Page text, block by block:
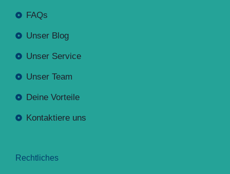
FAQs
Unser Blog
Unser Service
Unser Team
Deine Vorteile
Kontaktiere uns
Rechtliches